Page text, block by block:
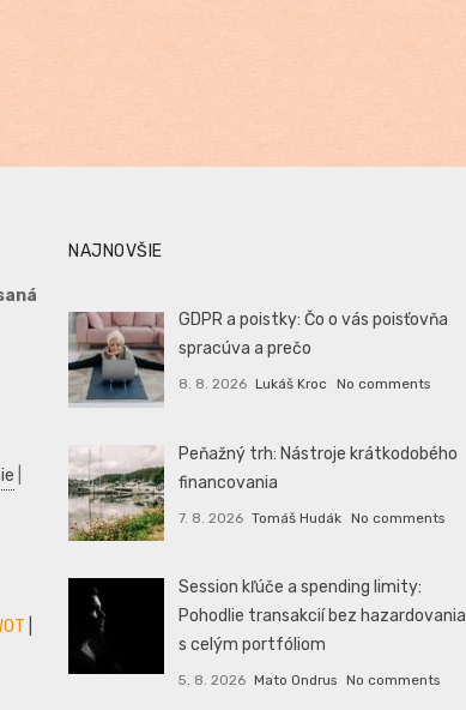
NAJNOVŠIE
GDPR a poistky: Čo o vás poisťovňa
spracúva a prečo
8. 8. 2026 Lukáš Kroc No comments
Peňažný trh: Nástroje krátkodobého
financovania
7. 8. 2026 Tomáš Hudák No comments
Session kľúče a spending limity:
Pohodlie transakcií bez hazardovania
s celým portfóliom
5. 8. 2026 Mato Ondrus No comments